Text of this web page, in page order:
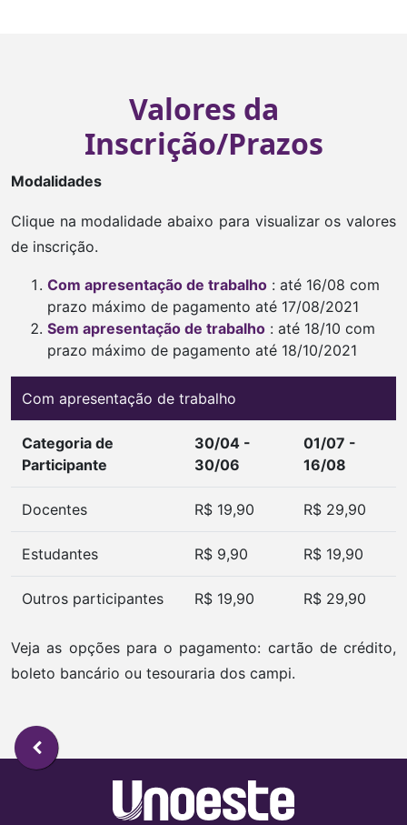
Valores da
Inscrição/Prazos
Modalidades
Clique na modalidade abaixo para visualizar os valores
de inscrição.
Com apresentação de trabalho : até 16/08 com
prazo máximo de pagamento até 17/08/2021
Sem apresentação de trabalho : até 18/10 com
prazo máximo de pagamento até 18/10/2021
Com apresentação de trabalho
Categoria de
Participante
30/04 -
30/06
01/07 -
16/08
Docentes R$ 19,90 R$ 29,90
Estudantes R$ 9,90 R$ 19,90
Outros participantes R$ 19,90 R$ 29,90
Veja as opções para o pagamento: cartão de crédito,
boleto bancário ou tesouraria dos campi.